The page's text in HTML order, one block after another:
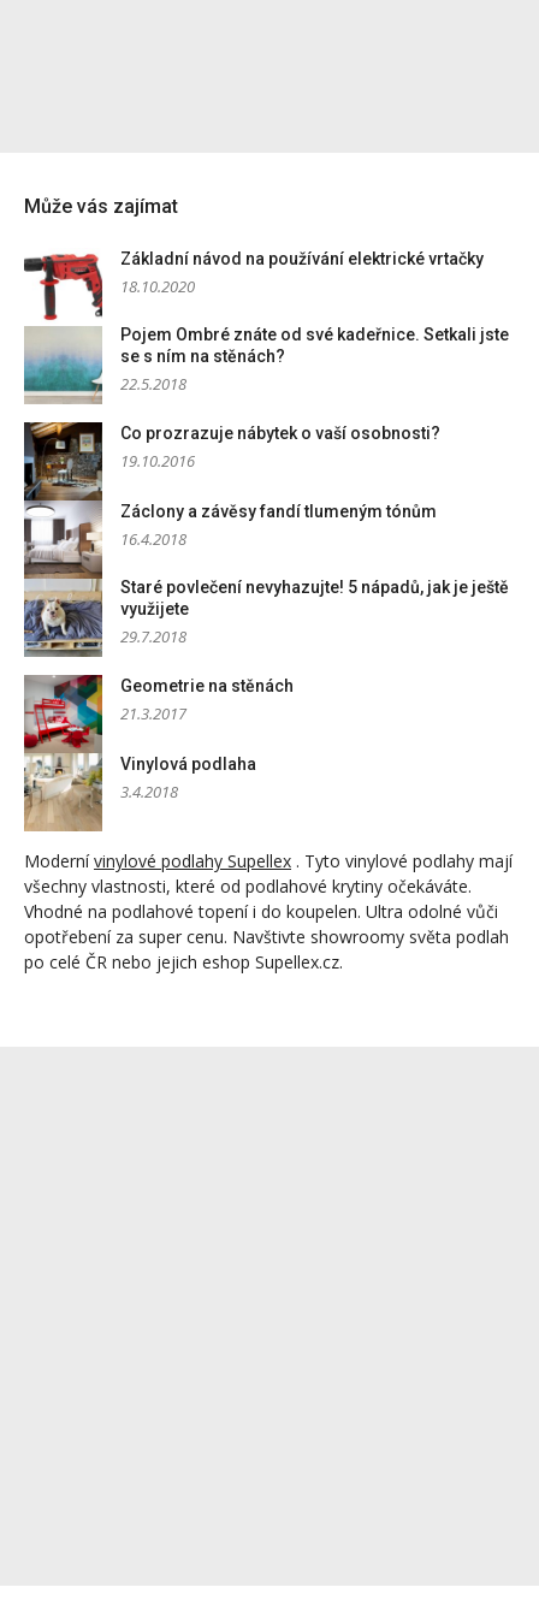
Může vás zajímat
Základní návod na používání elektrické vrtačky
18.10.2020
Pojem Ombré znáte od své kadeřnice. Setkali jste
se s ním na stěnách?
22.5.2018
Co prozrazuje nábytek o vaší osobnosti?
19.10.2016
Záclony a závěsy fandí tlumeným tónům
16.4.2018
Staré povlečení nevyhazujte! 5 nápadů, jak je ještě
využijete
29.7.2018
Geometrie na stěnách
21.3.2017
Vinylová podlaha
3.4.2018
Modernívinylové podlahy Supellex . Tyto vinylové podlahy mají
všechny vlastnosti, které od podlahové krytiny očekáváte.
Vhodné na podlahové topení i do koupelen. Ultra odolné vůči
opotřebení za super cenu. Navštivte showroomy světa podlah
po celé ČR nebo jejich eshop Supellex.cz.